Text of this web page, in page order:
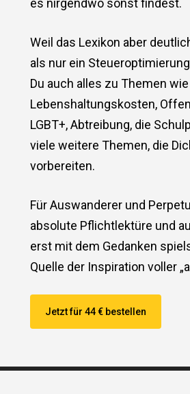
es nirgendwo sonst findest.
Weil das Lexikon aber
als nur ein
Du auch alles zu Themen wie
Lebenshaltungskosten,
LGBT+, Abtreibung, die
viele weitere Themen, die
vorbereiten.
Für Auswanderer und
absolute Pflichtlektüre und
erst mit dem Gedanken
Quelle der Inspiration voller
Jetzt für 44 € bestellen